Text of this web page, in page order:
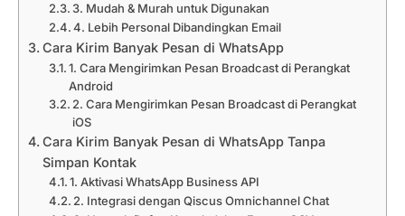
3. Mudah & Murah untuk Digunakan
4. Lebih Personal Dibandingkan Email
Cara Kirim Banyak Pesan di WhatsApp
1. Cara Mengirimkan Pesan Broadcast di Perangkat
Android
2. Cara Mengirimkan Pesan Broadcast di Perangkat
iOS
Cara Kirim Banyak Pesan di WhatsApp Tanpa
Simpan Kontak
1. Aktivasi WhatsApp Business API
2. Integrasi dengan Qiscus Omnichannel Chat